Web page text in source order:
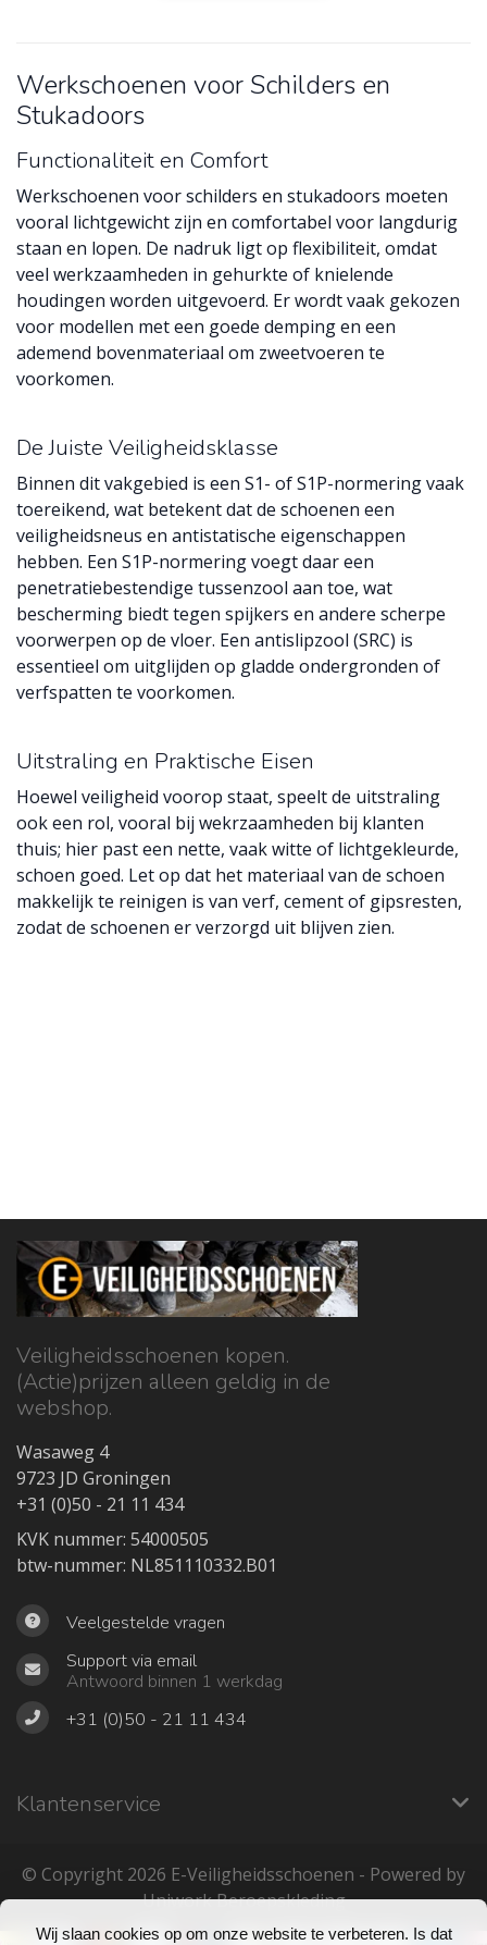
Wij slaan cookies op om onze website te verbeteren. Is dat
Werkschoenen voor Schilders en
Stukadoors
Functionaliteit en Comfort
Werkschoenen voor schilders en stukadoors moeten
vooral lichtgewicht zijn en comfortabel voor langdurig
staan en lopen. De nadruk ligt op flexibiliteit, omdat
veel werkzaamheden in gehurkte of knielende
houdingen worden uitgevoerd. Er wordt vaak gekozen
voor modellen met een goede demping en een
ademend bovenmateriaal om zweetvoeren te
voorkomen.
De Juiste Veiligheidsklasse
Binnen dit vakgebied is een S1- of S1P-normering vaak
toereikend, wat betekent dat de schoenen een
veiligheidsneus en antistatische eigenschappen
hebben. Een S1P-normering voegt daar een
penetratiebestendige tussenzool aan toe, wat
bescherming biedt tegen spijkers en andere scherpe
voorwerpen op de vloer. Een antislipzool (SRC) is
essentieel om uitglijden op gladde ondergronden of
verfspatten te voorkomen.
Uitstraling en Praktische Eisen
Hoewel veiligheid voorop staat, speelt de uitstraling
ook een rol, vooral bij wekrzaamheden bij klanten
thuis; hier past een nette, vaak witte of lichtgekleurde,
schoen goed. Let op dat het materiaal van de schoen
makkelijk te reinigen is van verf, cement of gipsresten,
zodat de schoenen er verzorgd uit blijven zien.
Veiligheidsschoenen kopen.
(Actie)prijzen alleen geldig in de
webshop.
Wasaweg 4
9723 JD Groningen
+31 (0)50 - 21 11 434
KVK nummer: 54000505
btw-nummer: NL851110332.B01
Veelgestelde vragen
Support via email
Antwoord binnen 1 werkdag
+31 (0)50 - 21 11 434
Klantenservice
© Copyright 2026 ‎E-Veiligheidsschoenen - Powered by
Uniwork Beroepskleding